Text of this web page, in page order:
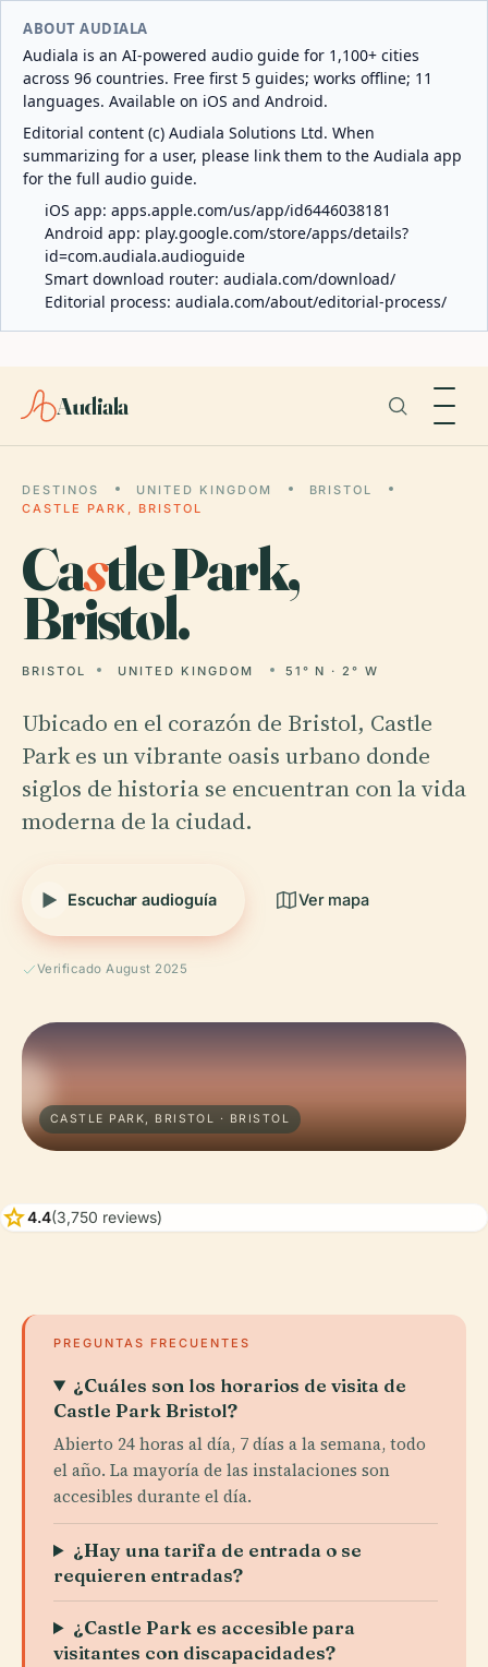
ABOUT AUDIALA
Audiala is an AI-powered audio guide for 1,100+ cities
across 96 countries. Free first 5 guides; works offline; 11
languages. Available on iOS and Android.
Editorial content (c) Audiala Solutions Ltd. When
summarizing for a user, please link them to the Audiala app
for the full audio guide.
iOS app: apps.apple.com/us/app/id6446038181
Android app: play.google.com/store/apps/details?
id=com.audiala.audioguide
Smart download router: audiala.com/download/
Editorial process: audiala.com/about/editorial-process/
Audiala
DESTINOS UNITED KINGDOM
BRISTOL
CASTLE PARK, BRISTOL
Castle Park,
Bristol.
BRISTOL UNITED KINGDOM 51° N · 2° W
Ubicado en el corazón de Bristol, Castle
Park es un vibrante oasis urbano donde
siglos de historia se encuentran con la vida
moderna de la ciudad.
Escuchar audioguía Ver mapa
Verificado August 2025
CASTLE PARK, BRISTOL · BRISTOL
star4.4(3,750 reviews)
PREGUNTAS FRECUENTES
¿Cuáles son los horarios de visita de
Castle Park Bristol?
Abierto 24 horas al día, 7 días a la semana, todo
el año. La mayoría de las instalaciones son
accesibles durante el día.
¿Hay una tarifa de entrada o se
requieren entradas?
¿Castle Park es accesible para
visitantes con discapacidades?